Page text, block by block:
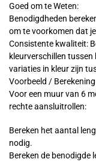
Goed om te Weten:
Benodigdheden
om te voorkomen dat
Consistente kwaliteit:
kleurverschillen
variaties in kleur zijn
Voorbeeld /
Voor een muur van 6
rechte aansluitrollen:
Bereken het aantal
nodig.
Bereken de benodigde